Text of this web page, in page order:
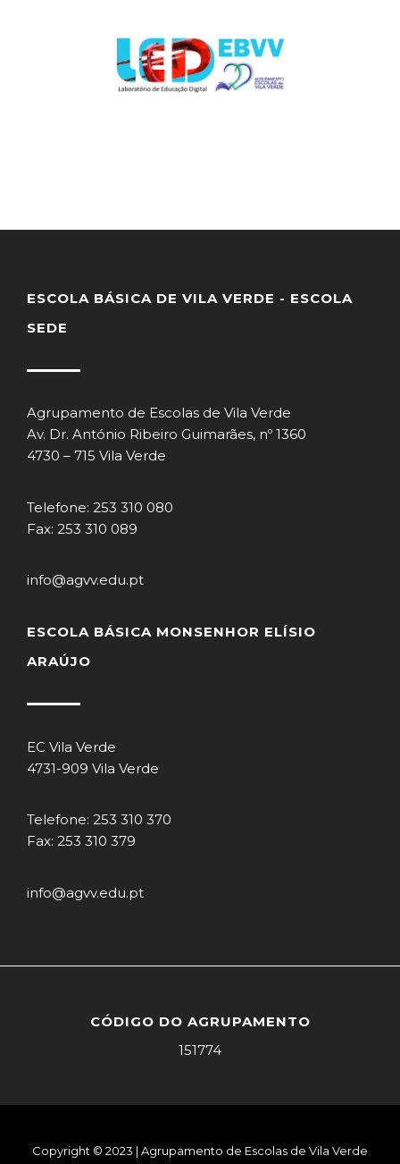
ESCOLA BÁSICA DE VILA VERDE - ESCOLA
SEDE
Agrupamento de Escolas de Vila Verde
Av. Dr. António Ribeiro Guimarães, nº 1360
4730 – 715 Vila Verde
Telefone: 253 310 080
Fax: 253 310 089
info@agvv.edu.pt
ESCOLA BÁSICA MONSENHOR ELÍSIO
ARAÚJO
EC Vila Verde
4731-909 Vila Verde
Telefone: 253 310 370
Fax: 253 310 379
info@agvv.edu.pt
CÓDIGO DO AGRUPAMENTO
151774
Copyright © 2023 | Agrupamento de Escolas de Vila Verde